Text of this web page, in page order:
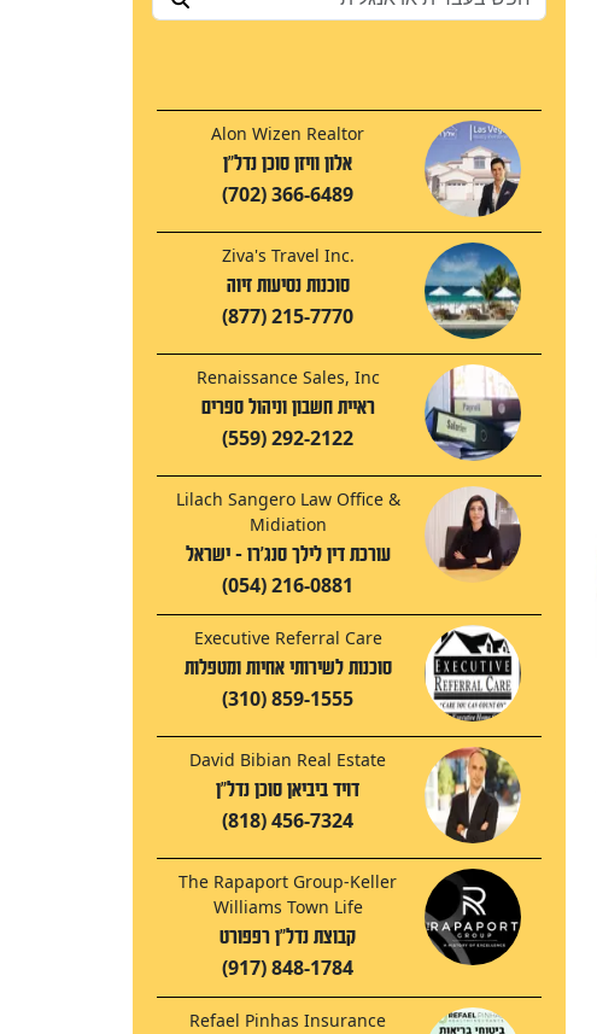
Alon Wizen Realtor
אלון וויזן סוכן נדל"ן
(702) 366-6489
Ziva's Travel Inc.
סוכנות נסיעות זיוה
(877) 215-7770
Renaissance Sales, Inc
ראיית חשבון וניהול ספרים
(559) 292-2122
Lilach Sangero Law Office &
Midiation
עורכת דין לילך סנג'רו - ישראל
(054) 216-0881
Executive Referral Care
סוכנות לשירותי אחיות ומטפלות
(310) 859-1555
David Bibian Real Estate
דויד ביביאן סוכן נדל"ן
(818) 456-7324
The Rapaport Group-Keller
Williams Town Life
קבוצת נדל"ן רפפורט
(917) 848-1784
Refael Pinhas Insurance